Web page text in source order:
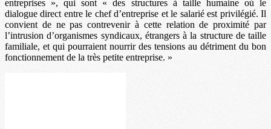
entreprises », qui sont « des structures à taille humaine où le
dialogue direct entre le chef d’entreprise et le salarié est privilégié. Il
convient de ne pas contrevenir à cette relation de proximité par
l’intrusion d’organismes syndicaux, étrangers à la structure de taille
familiale, et qui pourraient nourrir des tensions au détriment du bon
fonctionnement de la très petite entreprise. »